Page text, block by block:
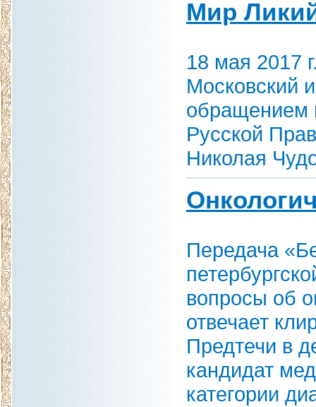
Мир
18 мая 2017
Московский
обращением
Русской
Николая
Передача
вопросы об
отвечает
Предтечи в
кандидат
категории